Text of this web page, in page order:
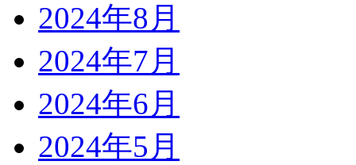
2024年8月
2024年7月
2024年6月
2024年5月